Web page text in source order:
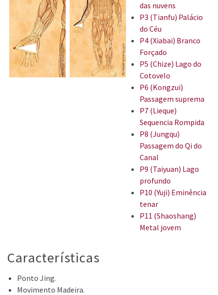
das nuvens
P3 (Tianfu) Palácio
do Céu
P4 (Xiabai) Branco
Forçado
P5 (Chize) Lago do
Cotovelo
P6 (Kongzui)
Passagem suprema
P7 (Lieque)
Sequencia Rompida
P8 (Jungqu)
Passagem do Qi do
Canal
P9 (Taiyuan) Lago
profundo
P10 (Yuji) Eminência
tenar
P11 (Shaoshang)
Metal jovem
Características
Ponto Jing.
Movimento Madeira.